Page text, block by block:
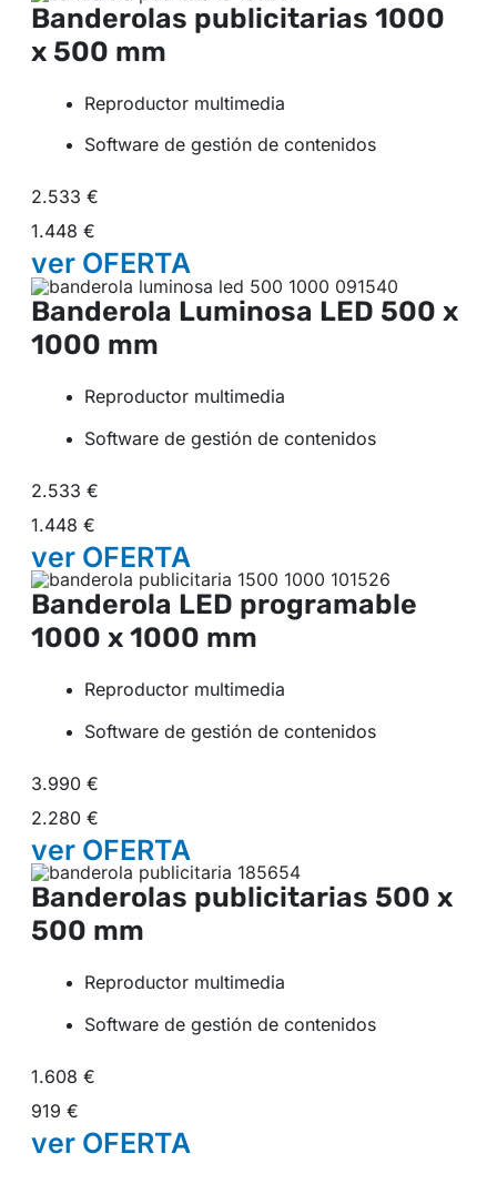
Banderolas publicitarias 1000
x 500 mm
Reproductor multimedia
Software de gestión de contenidos
2.533 €
1.448 €
ver OFERTA
Banderola Luminosa LED 500 x
1000 mm
Reproductor multimedia
Software de gestión de contenidos
2.533 €
1.448 €
ver OFERTA
Banderola LED programable
1000 x 1000 mm
Reproductor multimedia
Software de gestión de contenidos
3.990 €
2.280 €
ver OFERTA
Banderolas publicitarias 500 x
500 mm
Reproductor multimedia
Software de gestión de contenidos
1.608 €
919 €
ver OFERTA